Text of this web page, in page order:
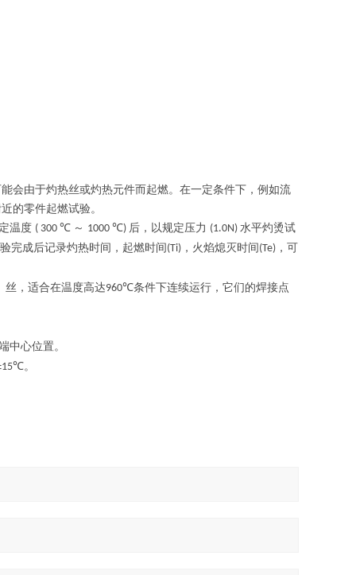
会由于灼热丝或灼热元件而起燃。在一定条件下，例如流
的零件起燃试验。
温度 ( 300 ℃ ～ 1000 ℃) 后，以规定压力 (1.0N) 水平灼烫试
完成后记录灼热时间，起燃时间 (Ti) ，火焰熄灭时间 (Te) ，可
丝，适合在温度高达960℃条件下连续运行，它们的焊接点
中心位置。
。